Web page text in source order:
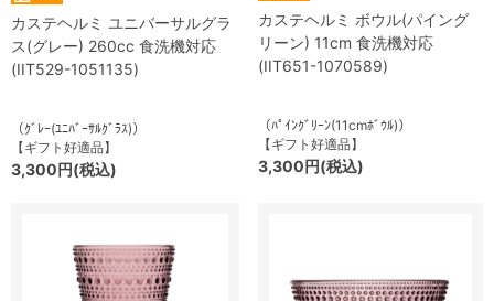
カステヘルミ ユニバーサルグラ
ス(グレー) 260cc 食洗機対応
(IIT529-1051135)
（ｸﾞﾚｰ(ﾕﾆﾊﾞｰｻﾙｸﾞﾗｽ)）
【ギフト好適品】
3,300円(税込)
カステヘルミ ボウル(パイング
リーン) 11cm 食洗機対応
(IIT651-1070589)
（ﾊﾟｲﾝｸﾞﾘｰﾝ(11cmﾎﾞｳﾙ)）
【ギフト好適品】
3,300円(税込)